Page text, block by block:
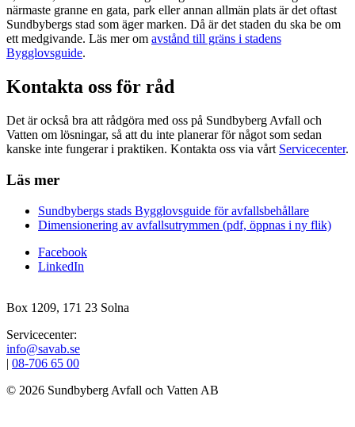
närmaste granne en gata, park eller annan allmän plats är det oftast
Sundbybergs stad som äger marken. Då är det staden du ska be om
ett medgivande. Läs mer om avstånd till gräns i stadens
Bygglovsguide.
Kontakta oss för råd
Det är också bra att rådgöra med oss på Sundbyberg Avfall och
Vatten om lösningar, så att du inte planerar för något som sedan
kanske inte fungerar i praktiken. Kontakta oss via vårt Servicecenter.
Läs mer
Sundbybergs stads Bygglovsguide för avfallsbehållare
Dimensionering av avfallsutrymmen (pdf, öppnas i ny flik)
Facebook
LinkedIn
Box 1209, 171 23 Solna
Servicecenter:
info@savab.se
| 08‑706 65 00
© 2026 Sundbyberg Avfall och Vatten AB